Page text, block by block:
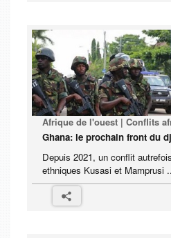
Afrique de l'ouest | Conflits
Ghana: le prochain front du
Depuis 2021, un conflit
ethniques Kusasi et Mamprusi